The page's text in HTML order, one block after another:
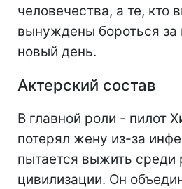
человечества, а те, кто
вынуждены бороться
новый день.
Актерский состав
В главной роли - пилот
потерял жену из-за
пытается выжить среди
цивилизации. Он